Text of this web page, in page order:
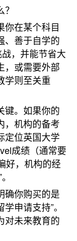
你在某个科目
、善于自学的
，并能节省大
，或需要外部
学则至关重
键。如果你的
，机构的备考
定位英国大学
成绩（通常要
好，机构的经
确你购买的是
申请支持”。
对未来教育的